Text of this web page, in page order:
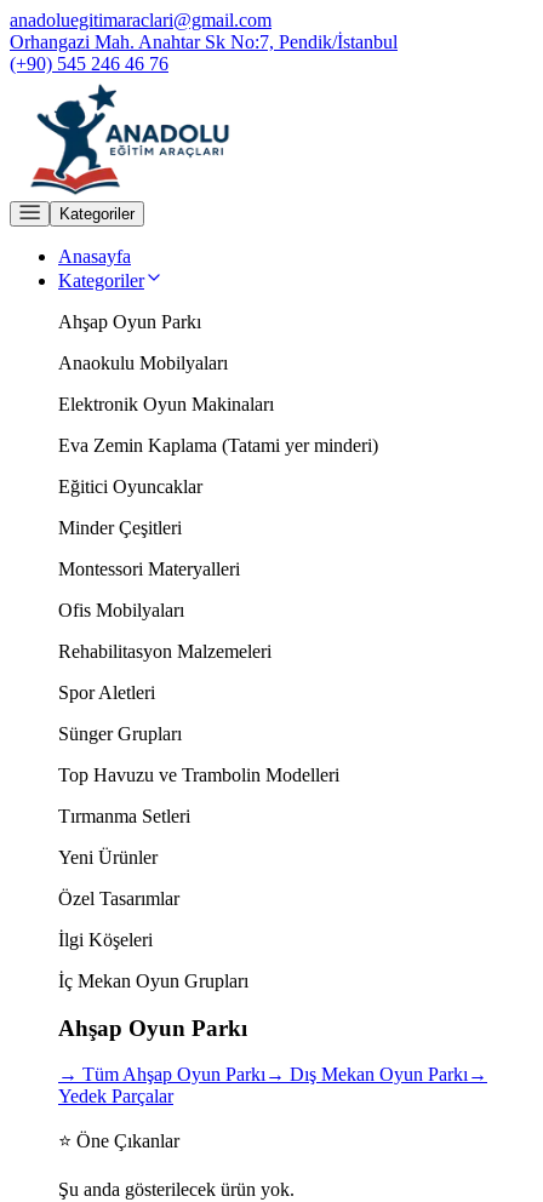
anadoluegitimaraclari@gmail.com
Orhangazi Mah. Anahtar Sk No:7, Pendik/İstanbul
(+90) 545 246 46 76
Kategoriler
Anasayfa
Kategoriler
Ahşap Oyun Parkı
Anaokulu Mobilyaları
Elektronik Oyun Makinaları
Eva Zemin Kaplama (Tatami yer minderi)
Eğitici Oyuncaklar
Minder Çeşitleri
Montessori Materyalleri
Ofis Mobilyaları
Rehabilitasyon Malzemeleri
Spor Aletleri
Sünger Grupları
Top Havuzu ve Trambolin Modelleri
Tırmanma Setleri
Yeni Ürünler
Özel Tasarımlar
İlgi Köşeleri
İç Mekan Oyun Grupları
Ahşap Oyun Parkı
→ Tüm Ahşap Oyun Parkı→ Dış Mekan Oyun Parkı→
Yedek Parçalar
⭐ Öne Çıkanlar
Şu anda gösterilecek ürün yok.